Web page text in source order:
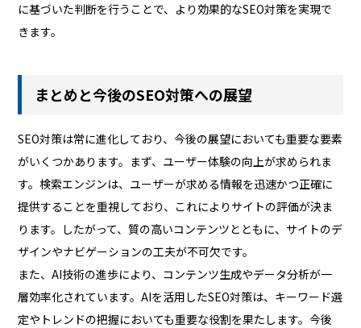
に基づいた判断を行うことで、より効果的なSEO対策を実現で
きます。
まとめと今後のSEO対策への展望
SEO対策は常に進化しており、今後の展望においても重要な要素
がいくつかあります。まず、ユーザー体験の向上が求められま
す。検索エンジンは、ユーザーが求める情報を迅速かつ正確に
提供することを重視しており、これによりサイトの評価が決ま
ります。したがって、質の高いコンテンツとともに、サイトのデ
ザインやナビゲーションの工夫が不可欠です。
また、AI技術の進歩により、コンテンツ生成やデータ分析が一
層効率化されています。AIを活用したSEO対策は、キーワード選
定やトレンドの把握においても重要な役割を果たします。今後